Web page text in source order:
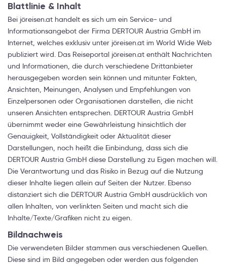
Blattlinie & Inhalt
Bei jöreisen.at handelt es sich um ein Service- und
Informationsangebot der Firma DERTOUR Austria GmbH im
Internet, welches exklusiv unter jöreisen.at im World Wide Web
publiziert wird. Das Reiseportal jöreisen.at enthält Nachrichten
und Informationen, die durch verschiedene Drittanbieter
herausgegeben worden sein können und mitunter Fakten,
Ansichten, Meinungen, Analysen und Empfehlungen von
Einzelpersonen oder Organisationen darstellen, die nicht
unseren Ansichten entsprechen. DERTOUR Austria GmbH
übernimmt weder eine Gewährleistung hinsichtlich der
Genauigkeit, Vollständigkeit oder Aktualität dieser
Darstellungen, noch heißt die Einbindung, dass sich die
DERTOUR Austria GmbH diese Darstellung zu Eigen machen will.
Die Verantwortung und das Risiko in Bezug auf die Nutzung
dieser Inhalte liegen allein auf Seiten der Nutzer. Ebenso
distanziert sich die DERTOUR Austria GmbH ausdrücklich von
allen Inhalten, von verlinkten Seiten und macht sich die
Inhalte/Texte/Grafiken nicht zu eigen.
Bildnachweis
Die verwendeten Bilder stammen aus verschiedenen Quellen.
Diese sind im Bild angegeben oder werden aus folgenden